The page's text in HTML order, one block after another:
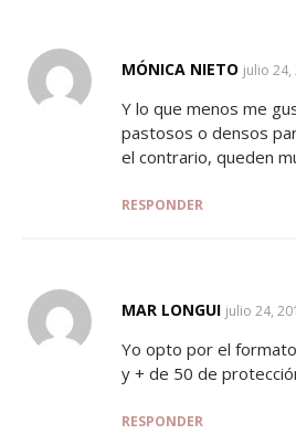
MÓNICA NIETO SAYS:
julio 24,
Y lo que menos me
pastosos o densos
el contrario, queden
RESPONDER
MAR LONGUI SAYS:
julio 24,
Yo opto por el
y + de 50 de
RESPONDER